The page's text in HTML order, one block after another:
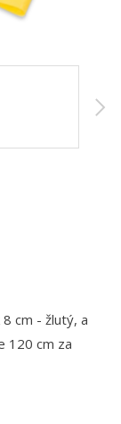
cm - žlutý, a
120 cm za